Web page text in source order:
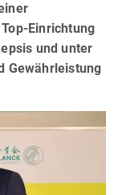
Einrichtung
und unter
Gewährleistung